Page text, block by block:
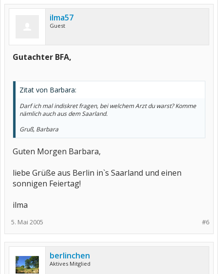
ilma57
Guest
Gutachter BFA,
Zitat von Barbara:
Darf ich mal indiskret fragen, bei welchem Arzt du warst? Komme
nämlich auch aus dem Saarland.
Gruß, Barbara
Guten Morgen Barbara,
liebe Grüße aus Berlin in`s Saarland und einen
sonnigen Feiertag!
ilma
#6
5. Mai 2005
berlinchen
Aktives Mitglied